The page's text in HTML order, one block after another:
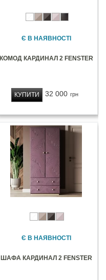
Є В НАЯВНОСТІ
КОМОД КАРДИНАЛ 2 FENSTER
32 000 грн
КУПИТИ
Є В НАЯВНОСТІ
ШАФА КАРДИНАЛ 2 FENSTER